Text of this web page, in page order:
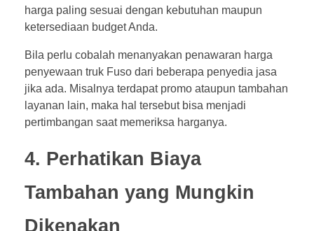
harga paling sesuai dengan kebutuhan maupun
ketersediaan budget Anda.
Bila perlu cobalah menanyakan penawaran harga
penyewaan truk Fuso dari beberapa penyedia jasa
jika ada. Misalnya terdapat promo ataupun tambahan
layanan lain, maka hal tersebut bisa menjadi
pertimbangan saat memeriksa harganya.
4. Perhatikan Biaya
Tambahan yang Mungkin
Dikenakan